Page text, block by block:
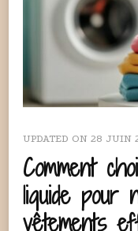
UPDATED ON 28 JUIN
Comment
liquide pour
vêtements